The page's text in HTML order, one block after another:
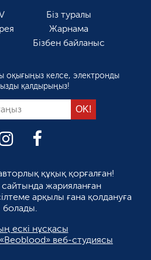
Біз туралы
Жарнама
Бізбен байланыс
оқығыңыз келсе, электронды
қалдырыңыз!
құқық қорғалған!
жарияланған
арқылы ғана қолдануға
болады.
ескі нұсқасы
«Beoblood» веб-студиясы